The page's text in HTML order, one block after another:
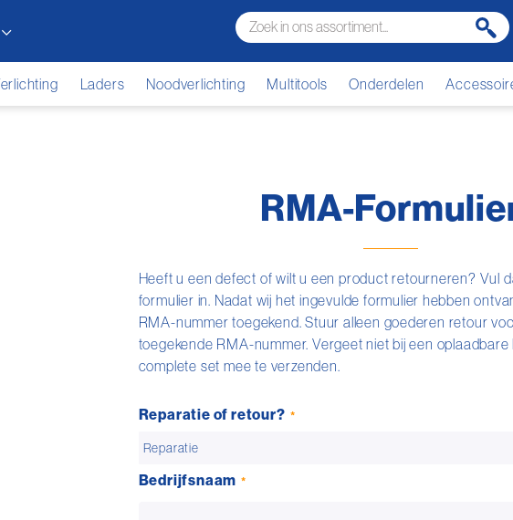
Laders Noodverlichting Multitools Onderdelen
RMA-
Heeft u een defect of wilt u een product retourneren? Vul
formulier in. Nadat wij het ingevulde formulier hebben
RMA-nummer toegekend. Stuur alleen goederen retour
toegekende RMA-nummer. Vergeet niet bij een
complete set mee te verzenden.
Reparatie of retour?
Bedrijfsnaam